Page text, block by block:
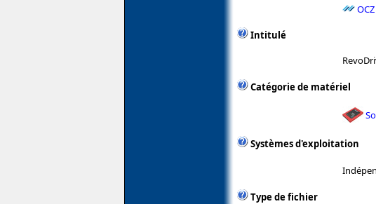
Intitulé
Catégorie de matériel
Systèmes d'exploitation
Type de fichier